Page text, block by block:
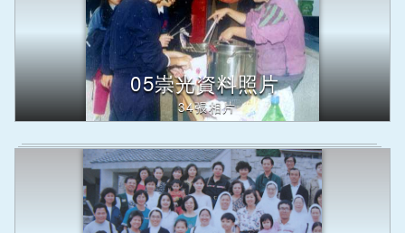
05崇光資料照片
34張相片